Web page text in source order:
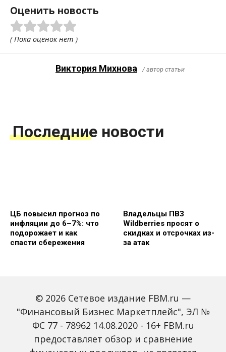
Оценить новость
( Пока оценок нет )
Виктория Михнова / автор статьи
Последние новости
ЦБ повысил прогноз по
инфляции до 6–7%: что
подорожает и как
спасти сбережения
Владельцы ПВЗ
Wildberries просят о
скидках и отсрочках из-
за атак
Объем наличных у
россиян в июле вырос
С 2027 года ИНН станет
© 2026 Сетевое издание FBM.ru —
"Финансовый Бизнес Маркетплейс", ЭЛ №
ФС 77 - 78962 14.08.2020 - 16+ FBM.ru
предоставляет обзор и сравнение